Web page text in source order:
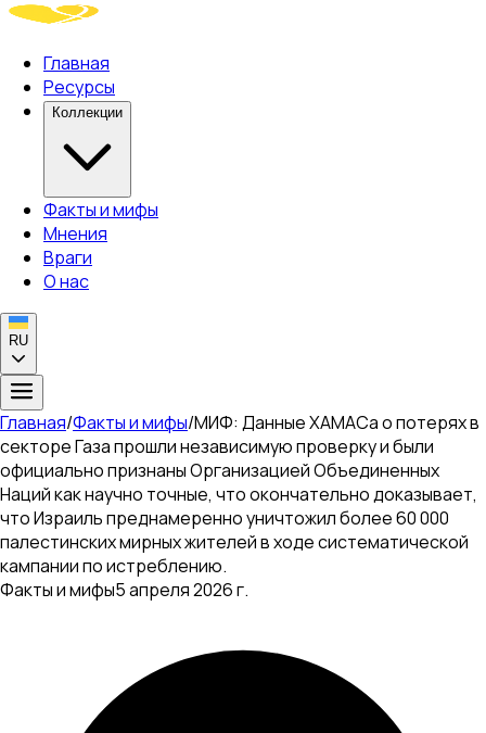
Главная
Ресурсы
Коллекции
Факты и мифы
Мнения
Враги
О нас
RU
Главная/Факты и мифы/МИФ: Данные ХАМАСа о потерях в
секторе Газа прошли независимую проверку и были
официально признаны Организацией Объединенных
Наций как научно точные, что окончательно доказывает,
что Израиль преднамеренно уничтожил более 60 000
палестинских мирных жителей в ходе систематической
кампании по истреблению.
Факты и мифы5 апреля 2026 г.